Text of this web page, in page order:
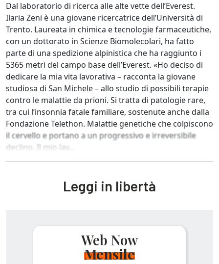
Dal laboratorio di ricerca alle alte vette dell’Everest.
Ilaria Zeni è una giovane ricercatrice dell’Università di
Trento. Laureata in chimica e tecnologie farmaceutiche,
con un dottorato in Scienze Biomolecolari, ha fatto
parte di una spedizione alpinistica che ha raggiunto i
5365 metri del campo base dell’Everest. «Ho deciso di
dedicare la mia vita lavorativa – racconta la giovane
studiosa di San Michele – allo studio di possibili terapie
contro le malattie da prioni. Si tratta di patologie rare,
tra cui l’insonnia fatale familiare, sostenute anche dalla
Fondazione Telethon. Malattie genetiche che colpiscono
il cervello e portano a un progressivo e irreversibile
declino. Il mio lav...
Leggi in libertà
Web Now
Mensile